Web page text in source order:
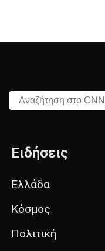
Αναζήτηση στο CNN.gr
Ειδήσεις
Ελλάδα
Κόσμος
Πολιτική